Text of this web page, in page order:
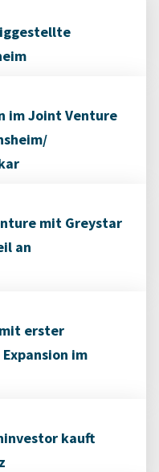
im Joint Venture
mit Greystar
an
erster
im
kauft